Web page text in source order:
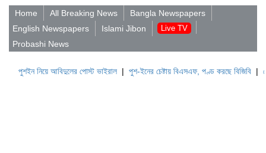
Home All Breaking News
Bangla Newspapers
English Newspapers
Islami Jibon Live TV
Probashi News
পুশইন নিয়ে আবিদুলের পোস্ট ভাইরাল|পুশ-ইনের চেষ্টায় বিএসএফ, পণ্ড করছে বিজিবি|